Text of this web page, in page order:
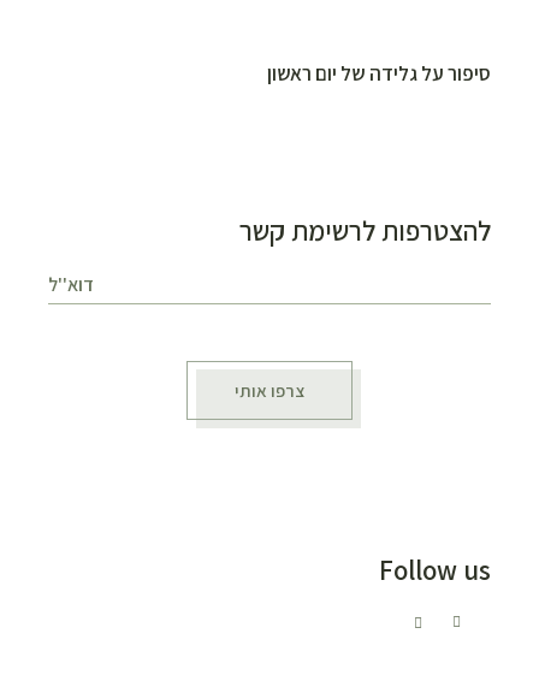
סיפור על גלידה של יום ראשון
להצטרפות לרשימת קשר
צרפו אותי
Follow us